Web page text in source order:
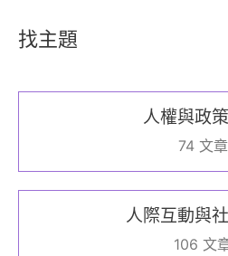
找主題
人權與政
74 文章
人際互動與
106 文